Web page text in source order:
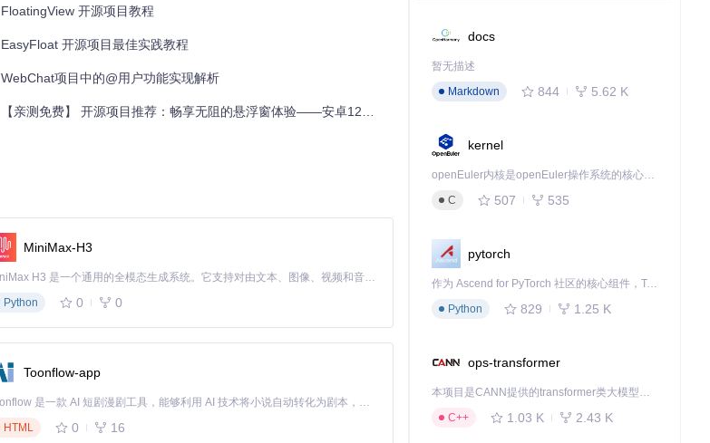
FloatingView 开源项目教程
EasyFloat 开源项目最佳实践教程
WebChat项目中的@用户功能实现解析
【亲测免费】 开源项目推荐：畅享无阻的悬浮窗体验——安卓12至14系统的福音
MiniMax-H3
MiniMax H3 是一个通用的全模态生成系统。它支持对由文本、图像、视频和音频组成的多模态上下文进行统一理解，并能生成分辨率高达 2K、时长可达 15 秒的带原生立体声音频的视频。得益于面向任务泛化的系统设计，H3 在预训练阶段就已具备广泛的多模态上下文理解与生成能力，能够出色地执行复杂的多模态指令。
Python
0 0
Toonflow-app
Toonflow 是一款 AI 短剧漫剧工具，能够利用 AI 技术将小说自动转化为剧本，并结合 AI 生成的图片和视频，实现高效的短剧创作。借助 Toonflow，可以轻松完成从文字到影像的全流程，让短剧制作变得更加智能与便捷。
HTML
0 16
docs
暂无描述
Markdown
844 5.62 K
kernel
openEuler内核是openEuler操作系统的核心，既是系统性能与稳定性的基石，也是连接处理器、设备与服务的桥梁。
C
507 535
pytorch
作为 Ascend for PyTorch 社区的核心组件，TorchNPU 是昇腾专为 PyTorch 打造的深度学习适配插件，使 PyTorch 框架能够直接调用昇腾 NPU，为开发者提供昇腾 AI 处理器的超强算力。
Python
829 1.25 K
ops-transformer
本项目是CANN提供的transformer类大模型算子库，实现网络在NPU上加速计算。
C++
1.03 K 2.43 K